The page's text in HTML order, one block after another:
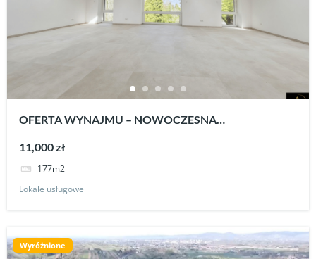
OFERTA WYNAJMU – NOWOCZESNA
LOKALIZACJI KROSNA
11,000 zł
177m2
Lokale usługowe
Wyróżnione